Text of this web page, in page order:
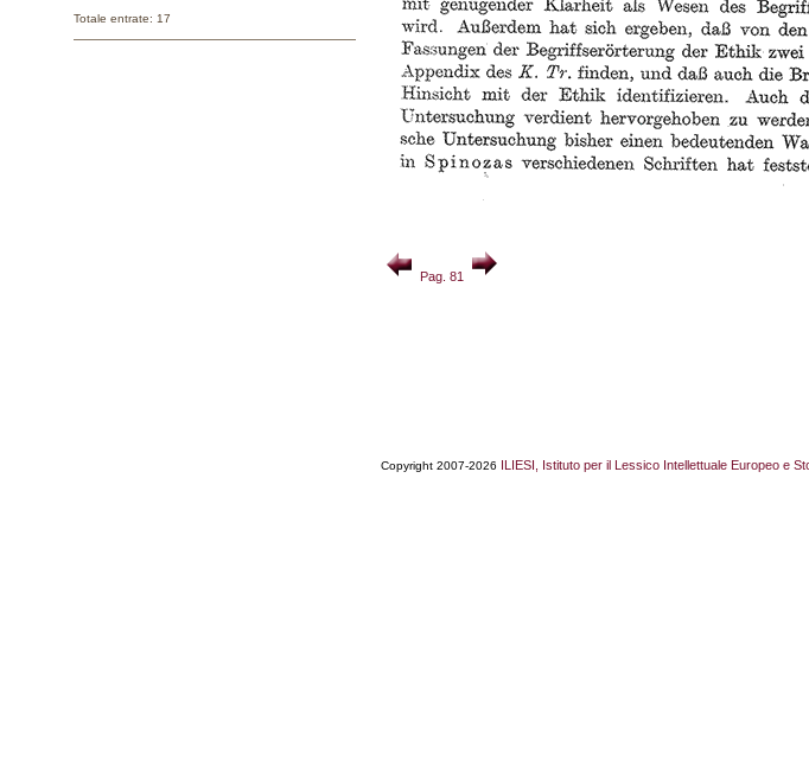
Totale entrate: 17
Pag. 81
Copyright 2007-2026 ILIESI, Istituto per il Lessico Intellettuale Europeo e